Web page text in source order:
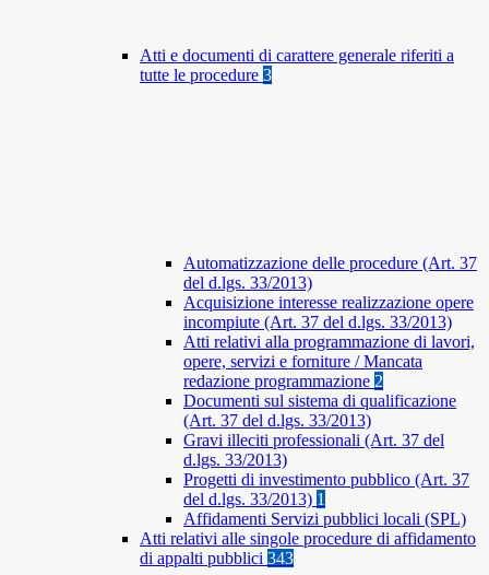
Atti e documenti di carattere generale riferiti a
tutte le procedure 3
Automatizzazione delle procedure (Art. 37
del d.lgs. 33/2013)
Acquisizione interesse realizzazione opere
incompiute (Art. 37 del d.lgs. 33/2013)
Atti relativi alla programmazione di lavori,
opere, servizi e forniture / Mancata
redazione programmazione 2
Documenti sul sistema di qualificazione
(Art. 37 del d.lgs. 33/2013)
Gravi illeciti professionali (Art. 37 del
d.lgs. 33/2013)
Progetti di investimento pubblico (Art. 37
del d.lgs. 33/2013) 1
Affidamenti Servizi pubblici locali (SPL)
Atti relativi alle singole procedure di affidamento
di appalti pubblici 343